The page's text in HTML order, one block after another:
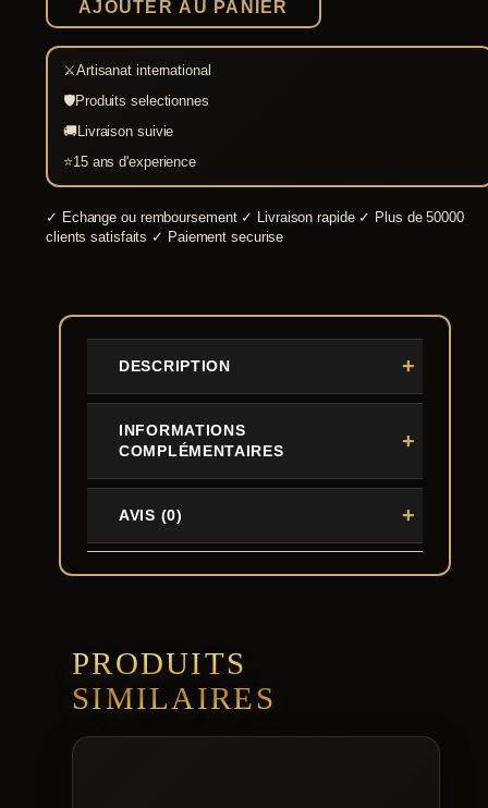
mm
AJOUTER AU PANIER
⚔Artisanat international
🛡Produits selectionnes
🚚Livraison suivie
⭐15 ans d'experience
✓ Echange ou remboursement ✓ Livraison rapide ✓ Plus de 50000
clients satisfaits ✓ Paiement securise
DESCRIPTION
INFORMATIONS
COMPLÉMENTAIRES
AVIS (0)
PRODUITS
SIMILAIRES